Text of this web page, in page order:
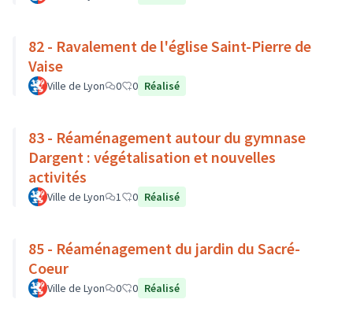
82 - Ravalement de l'église Saint-Pierre de
Vaise
Ville de Lyon 0 0 Réalisé
83 - Réaménagement autour du gymnase
Dargent : végétalisation et nouvelles
activités
Ville de Lyon 1 0 Réalisé
85 - Réaménagement du jardin du Sacré-
Coeur
Ville de Lyon 0 0 Réalisé